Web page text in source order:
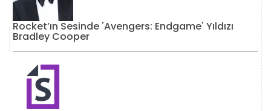
Rocket’ın Sesinde 'Avengers: Endgame' Yıldızı
Bradley Cooper